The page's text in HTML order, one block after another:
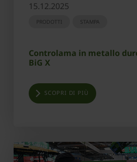
15.12.2025
PRODOTTI STAMPA
Controlama in metallo
BiG X
SCOPRI DI PIÙ